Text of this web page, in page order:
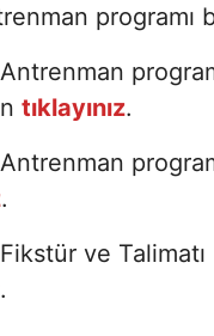
programı
tıklayınız.
.
ve Talimatı
.